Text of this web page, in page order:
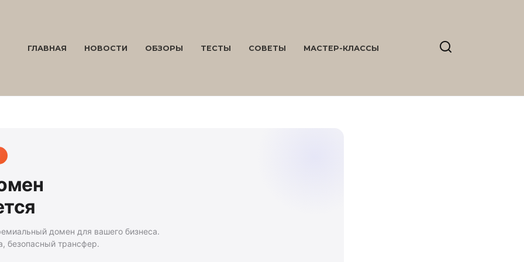
ГЛАВНАЯ НОВОСТИ ОБЗОРЫ ТЕСТЫ СОВЕТЫ МАСТЕР-КЛАССЫ
домен для вашего бизнеса.
безопасный трансфер.